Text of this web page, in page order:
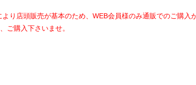
り店頭販売が基本のため、WEB会員様のみ通販でのご購入
ご購入下さいませ。